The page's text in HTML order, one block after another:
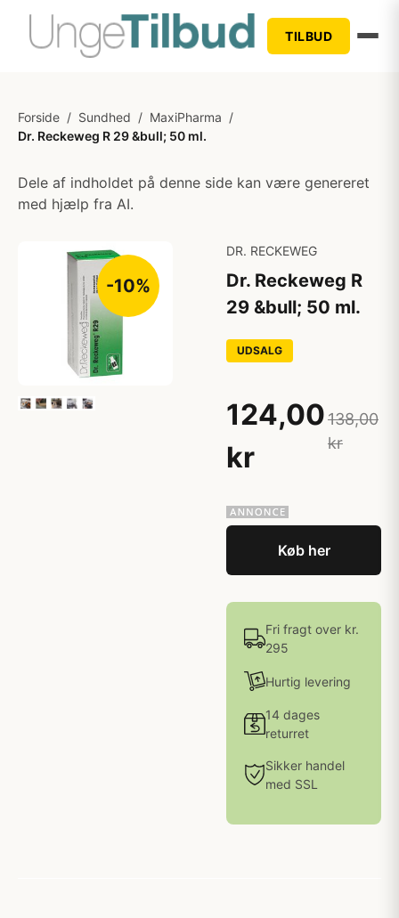
TILBUD
Forside / Sundhed / MaxiPharma /
Dr. Reckeweg R 29 &bull; 50 ml.
Dele af indholdet på denne side kan være genereret
med hjælp fra AI.
-10%
DR. RECKEWEG
Dr. Reckeweg R
29 &bull; 50 ml.
UDSALG
124,00
kr
138,00
kr
Køb her
Fri fragt over kr.
295
Hurtig levering
14 dages
returret
Sikker handel
med SSL